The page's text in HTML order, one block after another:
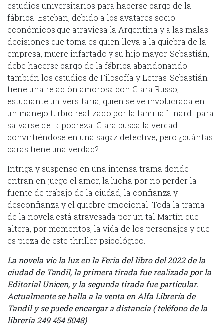
estudios universitarios para hacerse cargo de la
fábrica. Esteban, debido a los avatares socio
económicos que atraviesa la Argentina y a las malas
decisiones que toma es quien lleva a la quiebra de la
empresa, muere infartado y su hijo mayor, Sebastián,
debe hacerse cargo de la fábrica abandonando
también los estudios de Filosofía y Letras. Sebastián
tiene una relación amorosa con Clara Russo,
estudiante universitaria, quien se ve involucrada en
un manejo turbio realizado por la familia Linardi para
salvarse de la pobreza. Clara busca la verdad
convirtiéndose en una sagaz detective, pero ¿cuántas
caras tiene una verdad?
Intriga y suspenso en una intensa trama donde
entran en juego el amor, la lucha por no perder la
fuente de trabajo de la ciudad, la confianza y
desconfianza y el quiebre emocional. Toda la trama
de la novela está atravesada por un tal Martín que
altera, por momentos, la vida de los personajes y que
es pieza de este thriller psicológico.
La novela vio la luz en la Feria del libro del 2022 de la
ciudad de Tandil, la primera tirada fue realizada por la
Editorial Unicen, y la segunda tirada fue particular.
Actualmente se halla a la venta en Alfa Librería de
Tandil y se puede encargar a distancia ( teléfono de la
librería 249 454 5048)